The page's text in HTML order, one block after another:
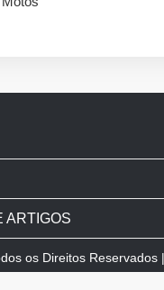
ARTIGOS
os Direitos Reservados